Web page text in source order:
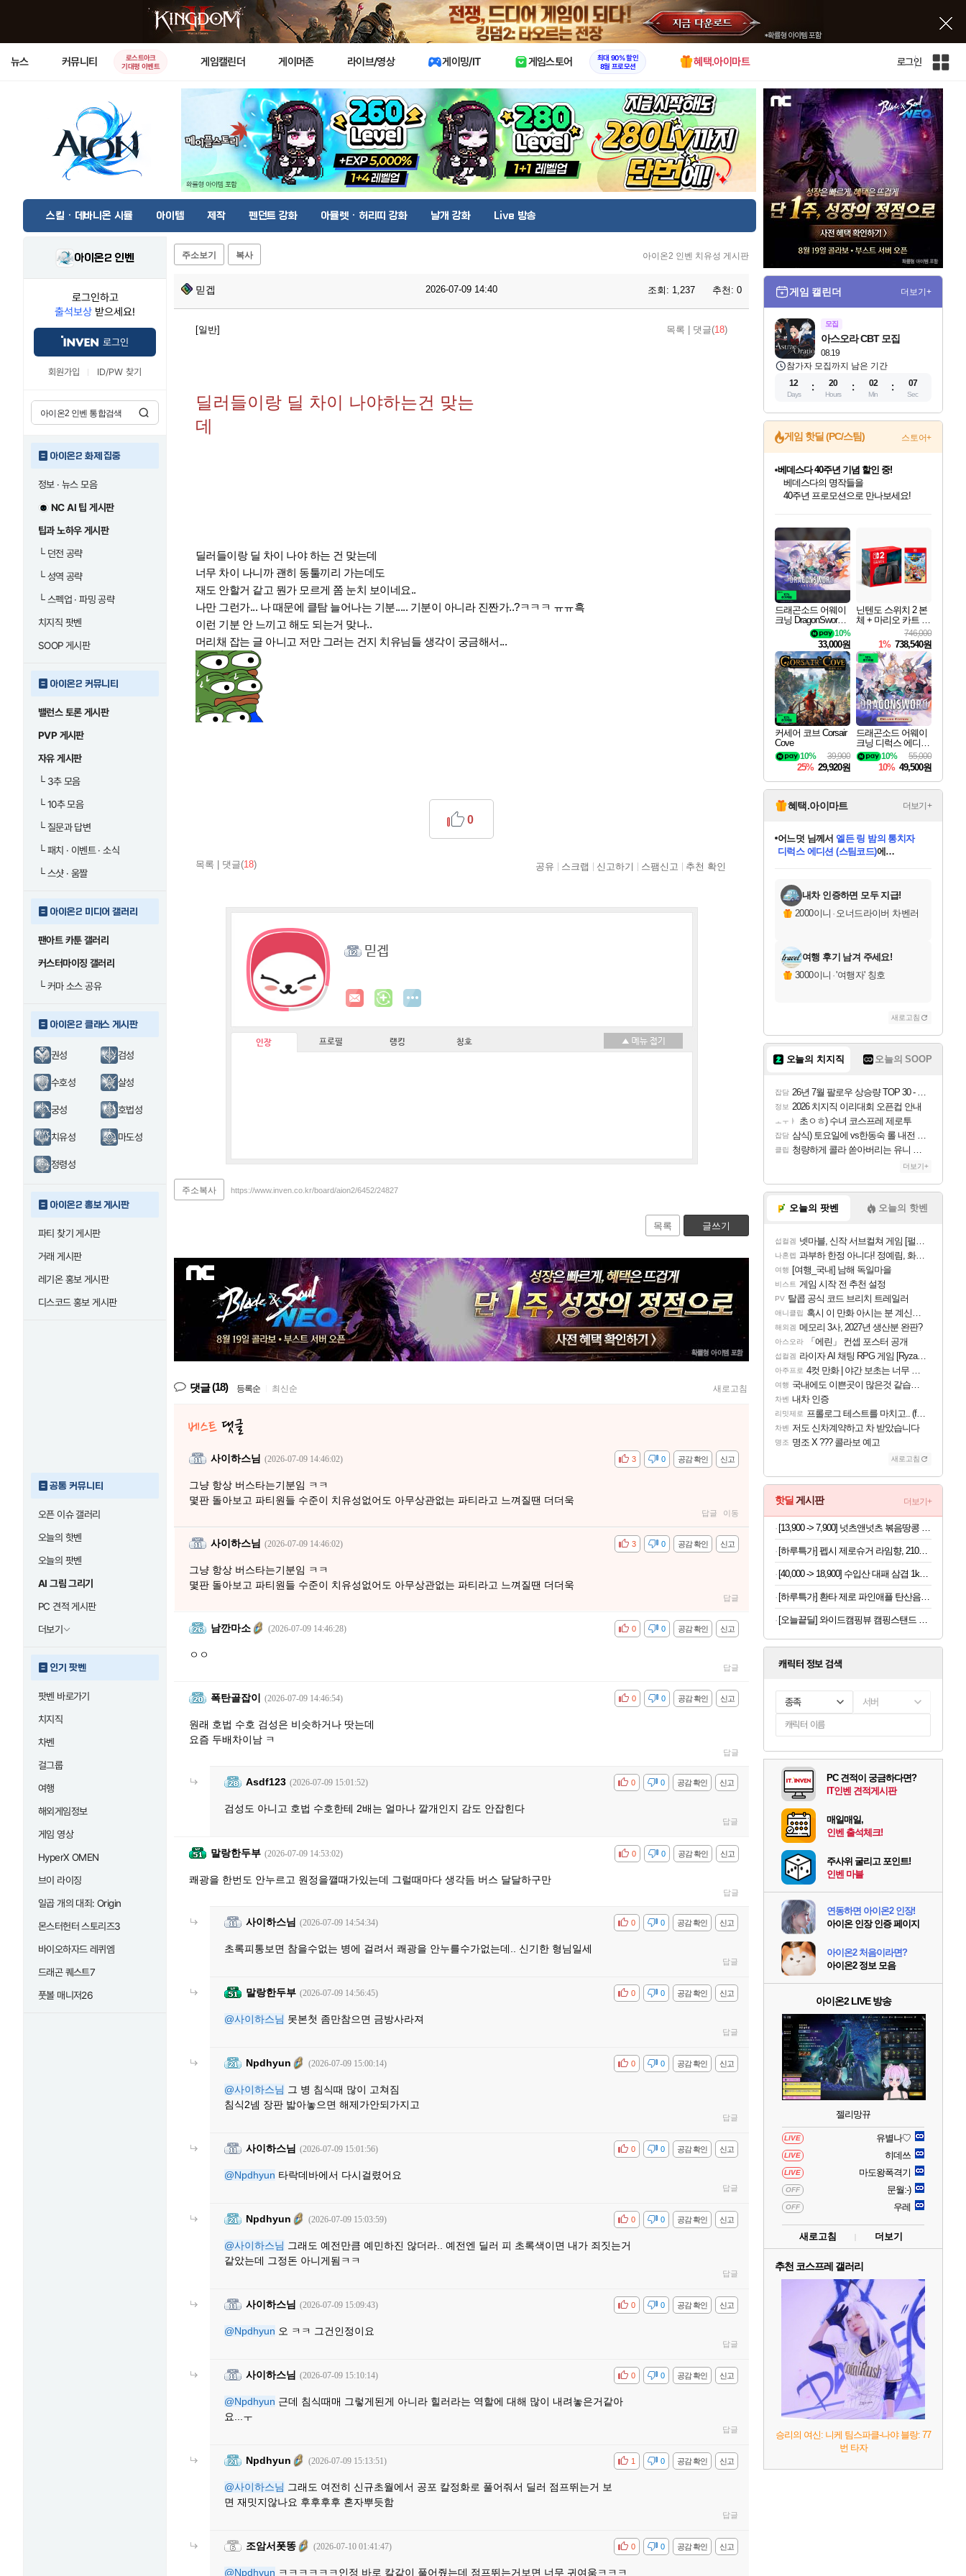
X
뉴스 커뮤니티
로스트아크
기대평 이벤트
게임캘린더 게이머존 라이브/영상 게이밍/IT 게임스토어
최대 90% 할인
8월 프로모션
혜택.아이마트 로그인
인
전
체
사
스킬 · 데바니온 시뮬 아이템 제작 펜던트 강화 아뮬렛 · 허리띠 강화 날개 강화 Live 방송
아이온2 인벤
로그인하고
출석보상 받으세요!
로그인
회원가입 ID/PW 찾기
아이온2 화제 집중
정보 · 뉴스 모음
NC AI 팁 게시판
팁과 노하우 게시판
└던전 공략
└성역 공략
└스펙업 · 파밍 공략
치지직 팟벤
SOOP 게시판
아이온2 커뮤니티
밸런스 토론 게시판
PVP 게시판
자유 게시판
└3추 모음
└10추 모음
└질문과 답변
└패치 · 이벤트 · 소식
└스샷 · 움짤
아이온2 미디어 갤러리
팬아트 카툰 갤러리
커스터마이징 갤러리
└커마 소스 공유
아이온2 클래스 게시판
권성 검성
수호성 살성
궁성 호법성
치유성 마도성
정령성
아이온2 홍보 게시판
파티 찾기 게시판
거래 게시판
레기온 홍보 게시판
디스코드 홍보 게시판
공통 커뮤니티
오픈 이슈 갤러리
오늘의 핫벤
오늘의 팟벤
AI 그림 그리기
PC 견적 게시판
더보기
인기 팟벤
팟벤 바로가기
치지직
차벤
걸그룹
여행
해외게임정보
게임 영상
HyperX OMEN
브이 라이징
일곱 개의 대죄: Origin
몬스터헌터 스토리즈3
바이오하자드 레퀴엠
드래곤 퀘스트7
풋볼 매니저26
주소보기 복사 아이온2 인벤 치유성 게시판
믿겝 2026-07-09 14:40 조회: 1,237 추천: 0
[일반] 목록 댓글(18)
딜러들이랑 딜 차이 나야하는건 맞는
데
딜러들이랑 딜 차이 나야 하는 건 맞는데
너무 차이 나니까 괜히 동툴끼리 가는데도
재도 안할거 같고 뭔가 모르게 쫌 눈치 보이네요..
나만 그런가... 나 때문에 클탐 늘어나는 기분..... 기분이 아니라 진짠가..?ㅋㅋㅋ ㅠㅠ흑
이런 기분 안 느끼고 해도 되는거 맞나..
머리채 잡는 글 아니고 저만 그러는 건지 치유님들 생각이 궁금해서...
목록 댓글(18)
0
공유 스크랩 신고하기 스팸신고 추천 확인
믿겝
인장 프로필 랭킹 칭호
주소복사 https://www.inven.co.kr/board/aion2/6452/24827
목록 글쓰기
댓글(18) 등록순 최신순 새로고침
사이하스님 (2026-07-09 14:46:02) 신고
공감 확인
비공감 0
3
그냥 항상 버스타는기분임 ㅋㅋ
몇판 돌아보고 파티원들 수준이 치유성없어도 아무상관없는 파티라고 느껴질땐 더더욱
답글 이동
사이하스님 (2026-07-09 14:46:02) 신고
공감 확인
비공감 0
3
그냥 항상 버스타는기분임 ㅋㅋ
몇판 돌아보고 파티원들 수준이 치유성없어도 아무상관없는 파티라고 느껴질땐 더더욱
답글
남깐마소 (2026-07-09 14:46:28) 신고
공감 확인
비공감 0
0
ㅇㅇ
답글
폭탄골잡이 (2026-07-09 14:46:54) 신고
공감 확인
비공감 0
0
원래 호법 수호 검성은 비슷하거나 땃는데
요즘 두배차이남 ㅋ
답글
Asdf123 (2026-07-09 15:01:52) 신고
공감 확인
비공감 0
0
검성도 아니고 호법 수호한테 2배는 얼마나 깔개인지 감도 안잡힌다
답글
말랑한두부 (2026-07-09 14:53:02) 신고
공감 확인
비공감 0
0
쾌광을 한번도 안누르고 원정을깰때가있는데 그럴때마다 생각듬 버스 달달하구만
답글
사이하스님 (2026-07-09 14:54:34) 신고
공감 확인
비공감 0
0
초록피통보면 참을수없는 병에 걸려서 쾌광을 안누를수가없는데.. 신기한 형님일세
답글
말랑한두부 (2026-07-09 14:56:45) 신고
공감 확인
비공감 0
0
@사이하스님 못본첫 좀만참으면 금방사라져
답글
Npdhyun (2026-07-09 15:00:14) 신고
공감 확인
비공감 0
0
@사이하스님 그 병 침식때 많이 고쳐짐
침식2넴 장판 밟아놓으면 해제가안되가지고
답글
사이하스님 (2026-07-09 15:01:56) 신고
공감 확인
비공감 0
0
@Npdhyun 타락데바에서 다시걸렸어요
답글
Npdhyun (2026-07-09 15:03:59) 신고
공감 확인
비공감 0
0
@사이하스님 그래도 예전만큼 예민하진 않더라.. 예전엔 딜러 피 초록색이면 내가 죄짓는거
같았는데 그정돈 아니게됨ㅋㅋ
답글
사이하스님 (2026-07-09 15:09:43) 신고
공감 확인
비공감 0
0
@Npdhyun 오 ㅋㅋ 그건인정이요
답글
사이하스님 (2026-07-09 15:10:14) 신고
공감 확인
비공감 0
0
@Npdhyun 근데 침식때매 그렇게된게 아니라 힐러라는 역할에 대해 많이 내려놓은거같아
요...ㅜ
답글
Npdhyun (2026-07-09 15:13:51) 신고
공감 확인
비공감 0
1
@사이하스님 그래도 여전히 신규초월에서 공포 칼정화로 풀어줘서 딜러 점프뛰는거 보
면 재밋지않나요 후후후후 혼자뿌듯함
답글
조암서폿똥 (2026-07-10 01:41:47) 신고
공감 확인
비공감 0
0
@Npdhyun ㅋㅋㅋㅋㅋㅋ인정 바로 칼같이 풀어줬는데 점프뛰는거보면 너무 귀여움ㅋㅋㅋ
게임 캘린더 더보기+
모집
08.19
아스오라 CBT 모집
참가자 모집까지 남은 기간
12
Days
20
Hours
02
Min
06
Sec
게임 핫딜 (PC/스팀) 스토어+
최대 90% 할인가를 만나보세요!
네이버혜택과 함께 만나보세요!
50%할인&추가 적립까지!
이니&베니 혜택까지!
네이버 혜택가와 함께 예약하세요!
할인&네이버혜택으로 만나보세요!
네이버페이 혜택과 만나보세요!
40주년 프로모션으로 만나보세요!
마블 투혼 파이팅 소울즈 예약 판매 중!
마블 히어로 총 출동&화려한 격투!
네이버 포인트 혜택까지!
할인가에 만나보세요!
일부 에디션 상시 할인!
혜택으로 예약 판매 중
편안하게 충전하세요
드래곤소드 어웨이
크닝 DragonSword A
10%
33,000원
닌텐도 스위치 2 본
체 + 마리오 카트 월
746,000
1% 738,540원
커세어 코브 Corsair
Cove
39,900
10%
25% 29,920원
드래곤소드 어웨이
크닝 디럭스 에디션
DragonSword Awake
ning Deluxe Edition
55,000
10%
10% 49,500원
혜택.아이마트 더보기+
당첨되셨습니다.
당첨되셨습니다.
어느덧 님께서엘든 링 밤의 통치자
디럭스 에디션 (스팀코드)에
당첨되셨습니다.
에디션 (스팀코드)를 교환.
당첨되셨습니다.
당첨되셨습니다.
당첨되셨습니다.
당첨되셨습니다.
내차 인증하면 모두 지급!
2000이니 · 오너드라이버 차벤러
여행 후기 남겨 주세요!
3000이니 ·'여행자' 칭호
새로고침
오늘의 치지직 오늘의 SOOP
잡담 26년 7월 팔로우 상승량 TOP 30 - 월간 치지직
정보 2026 치지직 이리대회 오픈컵 안내
ㅗㅜㅑ 초ㅇㅎ) 수녀 코스프레 제로투
잡담 삼식) 토요일에 vs한동숙 롤 내전 예정
클립 청량하게 콜라 쏟아버리는 유니 ㅋㅋㅋ
더보기+
오늘의 팟벤 오늘의 핫벤
섭컬겜 넷마블, 신작 서브컬쳐 게임 [펄 인 블루] 티저 사이트 오픈
나혼렙 과부하 한정 아니다! 정예림, 화속성 서포터 세대 교체
여행 [여행_국내] 남해 독일마을
비스트 게임 시작 전 추천 설정
PV 탈콥 공식 코드 브리치 트레일러
애니클립 혹시 이 만화 아시는 분 계신가요
해외겜 메모리 3사, 2027년 생산분 완판?
아스오라 「에린」 컨셉 포스터 공개
섭컬겜 라이자 AI 채팅 RPG 게임 [RyzaChat: AI] 공개
아주프로 4컷 만화 | 야간 보초는 너무 힘들어
여행 국내에도 이쁜곳이 많은것 같습니다
차벤 내차 인증
리밋제로 프롤로그 테스트를 마치고.. (feat. 리아)
차벤 저도 신차계약하고 차 받았습니다
명조 명조 X ??? 콜라보 예고
새로고침
핫딜 게시판 더보기+
[하루특가] 펩시 제로슈거 라임향, 210ml, 30개
[오늘끝딜] 와이드캠핑뷰 캠핑스탠드 티비가방 배터리 셋트 유 무선 QLED 81cm(32인치) FHD 스마트 TV 화이트에디션
캐릭터 정보 검색
종족 서버
PC 견적이 궁금하다면?
IT인벤 견적게시판
매일매일,
인벤 출석체크!
주사위 굴리고 포인트!
인벤 마블
연동하면 아이온2 인장!
아이온 인장 인증 페이지
아이온2 처음이라면?
아이온2 정보 모음
아이온2 LIVE 방송
젤리망뀨
LIVE 유별나♡
LIVE 히데쓰
LIVE 마도왕폭격기
OFF 문월:-)
OFF 우레
새로고침 더보기
추천 코스프레 갤러리
승리의 여신: 니케 팀스파클-나야 블랑: 77
번 타자